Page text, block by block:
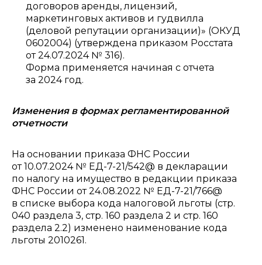
договоров аренды, лицензий,
маркетинговых активов и гудвилла
(деловой репутации организации)» (ОКУД
0602004) (утверждена приказом Росстата
от 24.07.2024 № 316).
Форма применяется начиная с отчета
за 2024 год.
Изменения в формах регламентированной
отчетности
На основании приказа ФНС России
от 10.07.2024 № ЕД-7-21/542@ в декларации
по налогу на имущество в редакции приказа
ФНС России от 24.08.2022 № ЕД-7-21/766@
в списке выбора кода налоговой льготы (стр.
040 раздела 3, стр. 160 раздела 2 и стр. 160
раздела 2.2) изменено наименование кода
льготы 2010261.